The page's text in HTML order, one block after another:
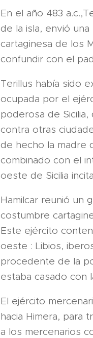
En el año 483
de la isla, envió
cartaginesa de los
confundir con el
Terillus había sido
ocupada por el
poderosa de
contra otras
de hecho la madre
combinado con el
oeste de Sicilia
Hamilcar reunió un
costumbre
Este ejército
oeste : Libios,
procedente de la
estaba casado con
El ejército
hacia Himera, para
a los mercenarios